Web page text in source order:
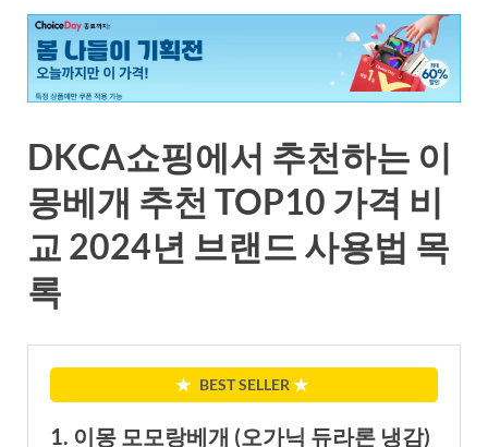
DKCA쇼핑에서 추천하는 이
몽베개 추천 TOP10 가격 비
교 2024년 브랜드 사용법 목
록
★ BEST SELLER ★
1. 이몽 모모랑베개 (오가닉 듀라론 냉감)